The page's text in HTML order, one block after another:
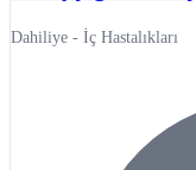
Dahiliye - İç Hastalıkları